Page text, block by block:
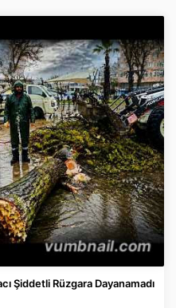
Şiddetli Rüzgara Dayanamadı